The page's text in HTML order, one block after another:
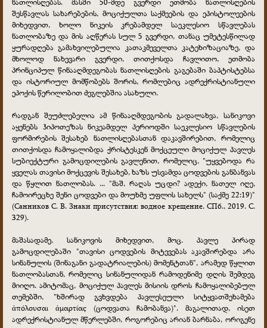
შესწავლას სახარებების, მოციქულთა საქმეების და ეპისტოლეების
მიხედვით, ხოლო ნიკეის კრებამდელ საეკლესიო სწავლებას
ნათლობაზე და მის აღწერას სულ 5 გვერდი, თანაც უმეტესწილად
ყურადღება გამახვილებულია კათაკმეველთა კატეხიზაციაზე, და
მხოლოდ ნახევარი გვერდი, თითქოსდა ჩავლითო, ეთმობა
პრინციპულ წინააღმდეგობას ნათლისღების გაგებაში ბაპტისტებსა
და ისტორიულ მომწობებს შორის, რომლებიც ადრექრისტიანული
ეპოქის წერილობით ძეგლებშია ასახული.
რადგან შეუძლებელია ამ წინააღმდეგობის გადალახვა, სანიკოვი
აყენებს ჰიპოთეზას ნიკეამდელ პერიოდში საეკლესიო სწავლების
ფორმირების შესახებ ნათლისღებასთან დაკავშირებით, რომელიც
თითქოსდა ჩამოყალიბდა ქრისტესკენ მოქცეული მოციქულ პავლეს
სუბიექტური გამოცდილების გავლენით, რომელიც, "უყვებოდა რა
ყველას თავისი მოქცევის შესახებ, ხაზს უსვამდა ცოდვების განბანვას
და წყლით ნათლობას. ... "მაშ, რაღას უცდი? ადექი, ნათელ იღე,
ჩამოირეცხე შენი ცოდვები და მოუხმე უფლის სახელს" (საქმე 22:19)"
(Санников С. В. Знаки присутствия: водное крещение. СПб., 2019. С.
329).
მაშასადამე, სანიკოვის მიხედვით, მოც. პავლე პირად
გამოცდილებაში "თავისი ცოდვების მიტევებას აკავშირებდა არა
სინანულის (შინაგანი გადატრიალების) მომენტთან", არამედ წყლით
ნათლობასთან, რომელიც სინანულიდან რამოდენიმე დღის შემდეგ
მიიღო. ამიტომაც, მოციქულ პავლეს მისიის დროს ჩამოყალიბებულ
თემებში, "ხშირად გვხვდება პავლესეული სიტყვათშეხამება
ἀπόλουσαι ἁμαρτίας (ცოდვათა ჩამობანვა)". მაგალითად, ისეთ
ადრექრისტიანულ მწერლებში, როგორებიც არიან ბარნაბა, ორიგენე